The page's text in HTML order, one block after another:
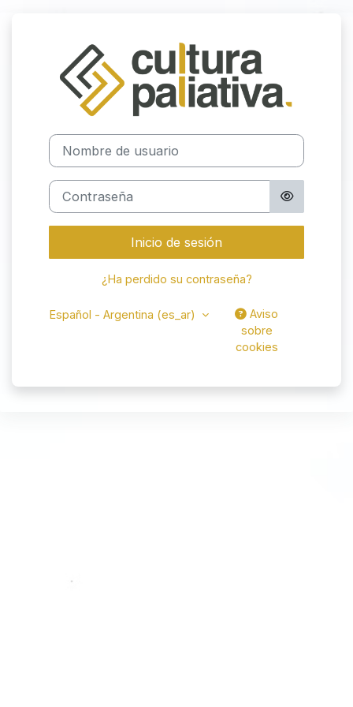
Iniciar sesión
Nombre de usuario
Contraseña
Inicio de sesión
¿Ha perdido su contraseña?
Español - Argentina ‎(es_ar)‎
Aviso
sobre
cookies